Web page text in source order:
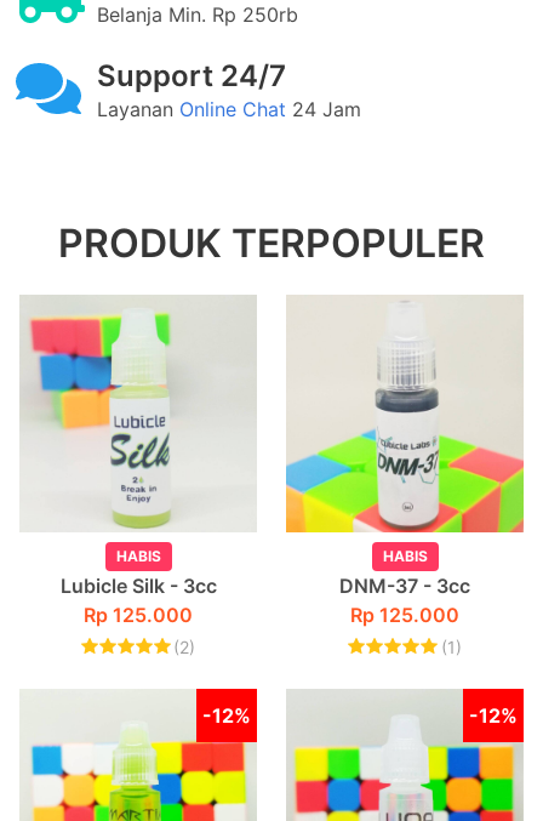
Belanja Min. Rp 250rb
Support 24/7
Layanan Online Chat 24 Jam
PRODUK TERPOPULER
HABIS
Lubicle Silk - 3cc
Rp 125.000
(2)
HABIS
DNM-37 - 3cc
Rp 125.000
(1)
-12% -12%